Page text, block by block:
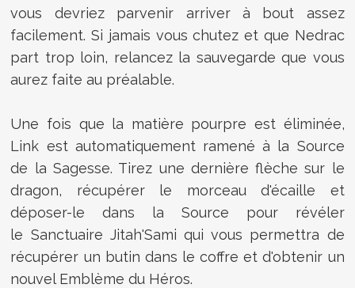
vous devriez parvenir arriver à bout assez
facilement. Si jamais vous chutez et que Nedrac
part trop loin, relancez la sauvegarde que vous
aurez faite au préalable.
Une fois que la matière pourpre est éliminée,
Link est automatiquement ramené à la Source
de la Sagesse. Tirez une dernière flèche sur le
dragon, récupérer le morceau d'écaille et
déposer-le dans la Source pour révéler
le Sanctuaire Jitah'Sami qui vous permettra de
récupérer un butin dans le coffre et d'obtenir un
nouvel Emblème du Héros.